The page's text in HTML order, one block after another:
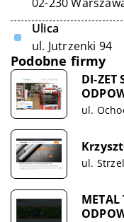
Ulica
ul. Jutrzenki 94
Podobne firmy
DI-ZET
ul.
ul.
METAL